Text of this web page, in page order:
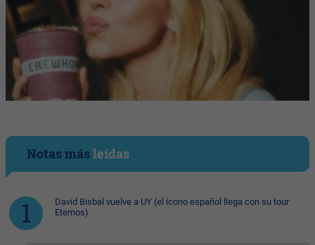
Notas másleídas
David Bisbal vuelve a UY (el ícono español llega con su tour
Eternos)